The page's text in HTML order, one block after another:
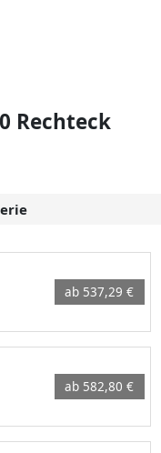
Rechteck
ab 537,29 €
ab 582,80 €